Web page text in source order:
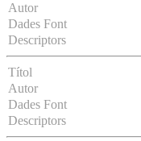
Autor
Dades Font
Descriptors
Títol
Autor
Dades Font
Descriptors